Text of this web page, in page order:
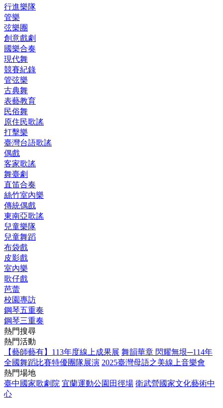
行進樂隊
管樂
弦樂團
創意戲劇
國樂合奏
現代舞
競賽紀錄
管弦樂
古典舞
表藝教育
民俗舞
原住民歌謠
打擊樂
臺灣台語歌謠
偶戲
客家歌謠
舞臺劇
直笛合奏
絲竹室內樂
傳統偶戲
東南亞歌謠
兒童樂隊
兒童舞蹈
布袋戲
皮影戲
室內樂
歌仔戲
芭蕾
校園專訪
鋼琴五重奏
鋼琴三重奏
熱門搜尋
熱門活動
【藝師藝有】113年度線上成果展 舞韻華章 閃耀無垠─114年
全國舞蹈比賽特優團隊展演 2025臺灣母語之美線上音樂會
熱門場地
臺中國家歌劇院 宜蘭運動公園田徑場 衛武營國家文化藝術中
心